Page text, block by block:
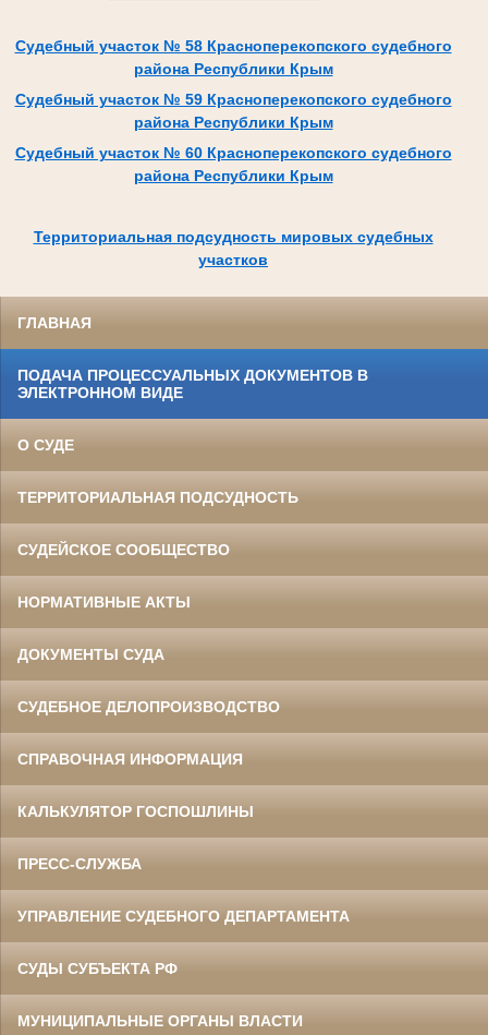
Судебный участок № 58 Красноперекопского судебного
района Республики Крым
Судебный участок № 59 Красноперекопского судебного
района Республики Крым
Судебный участок № 60 Красноперекопского судебного
района Республики Крым
Территориальная подсудность мировых судебных
участков
ГЛАВНАЯ
ПОДАЧА ПРОЦЕССУАЛЬНЫХ ДОКУМЕНТОВ В
ЭЛЕКТРОННОМ ВИДЕ
О СУДЕ
ТЕРРИТОРИАЛЬНАЯ ПОДСУДНОСТЬ
СУДЕЙСКОЕ СООБЩЕСТВО
НОРМАТИВНЫЕ АКТЫ
ДОКУМЕНТЫ СУДА
СУДЕБНОЕ ДЕЛОПРОИЗВОДСТВО
СПРАВОЧНАЯ ИНФОРМАЦИЯ
КАЛЬКУЛЯТОР ГОСПОШЛИНЫ
ПРЕСС-СЛУЖБА
УПРАВЛЕНИЕ СУДЕБНОГО ДЕПАРТАМЕНТА
СУДЫ СУБЪЕКТА РФ
МУНИЦИПАЛЬНЫЕ ОРГАНЫ ВЛАСТИ